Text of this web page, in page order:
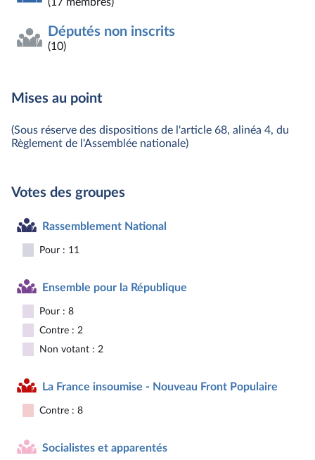
Députés non inscrits
(10)
Mises au point
(Sous réserve des dispositions de l'article 68, alinéa 4, du
Règlement de l'Assemblée nationale)
Votes des groupes
Rassemblement National
Pour : 11
Ensemble pour la République
Pour : 8
Contre : 2
Non votant : 2
La France insoumise - Nouveau Front Populaire
Contre : 8
Socialistes et apparentés